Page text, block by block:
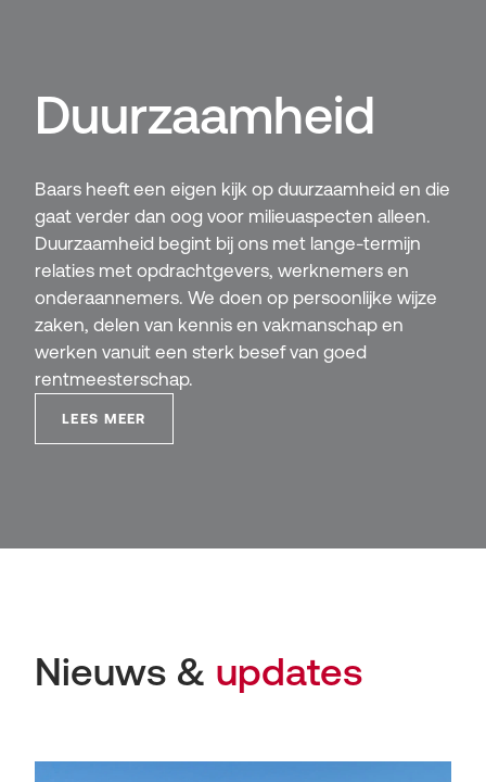
Duurzaamheid
Baars heeft een eigen kijk op duurzaamheid en die
gaat verder dan oog voor milieuaspecten alleen.
Duurzaamheid begint bij ons met lange-termijn
relaties met opdrachtgevers, werknemers en
onderaannemers. We doen op persoonlijke wijze
zaken, delen van kennis en vakmanschap en
werken vanuit een sterk besef van goed
rentmeesterschap.
LEES MEER
Nieuws & updates